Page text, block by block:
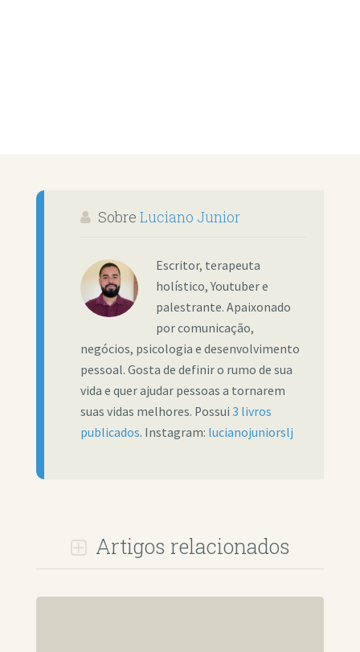
Sobre Luciano Junior
Escritor, terapeuta
holístico, Youtuber e
palestrante. Apaixonado
por comunicação,
negócios, psicologia e desenvolvimento
pessoal. Gosta de definir o rumo de sua
vida e quer ajudar pessoas a tornarem
suas vidas melhores. Possui 3 livros
publicados. Instagram: lucianojuniorslj
Artigos relacionados